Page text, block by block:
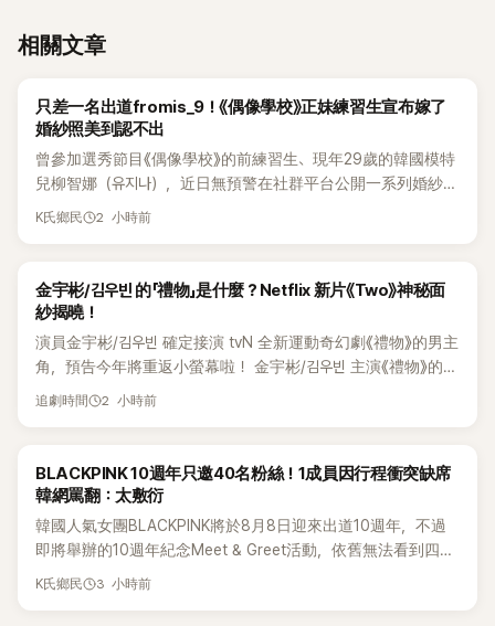
相關文章
K-POP
只差一名出道fromis_9！《偶像學校》正妹練習生宣布嫁了
婚紗照美到認不出
曾參加選秀節目《偶像學校》的前練習生、現年29歲的韓國模特
兒柳智娜（유지나），近日無預警在社群平台公開一系列婚紗
照，親自宣布即將步入婚姻，消息曝光後讓不少曾追看節目的
K氏鄉民 2 小時前
K-DRAMA
金宇彬/김우빈 的「禮物」是什麼？Netflix 新片《Two》神秘面
紗揭曉！
演員金宇彬/김우빈 確定接演 tvN 全新運動奇幻劇《禮物》的男主
角，預告今年將重返小螢幕啦！ 金宇彬/김우빈 主演《禮物》的詳
細資訊韓劇《禮物》改編自網路漫畫，劇情講述一位離開大聯
時光》的導演金圭泰/김규태 和咸勝勳/함승훈 共同執導，編劇團
隊則有閔貞/민정、海珠/해주、成恩/성은 等作家參與執筆。《禮
至 2026 年 8 月 7 日為止，新公布的內容 Netflix 宣布製作動
作喜劇電
追劇時間 2 小時前
K-POP
BLACKPINK 10週年只邀40名粉絲！1成員因行程衝突缺席
韓網罵翻：太敷衍
韓國人氣女團BLACKPINK將於8月8日迎來出道10週年，不過
即將舉辦的10週年紀念Meet & Greet活動，依舊無法看到四人
合體。根據韓媒《MyDaily》7日報導，當天將由Jisoo（智秀）、
K氏鄉民 3 小時前